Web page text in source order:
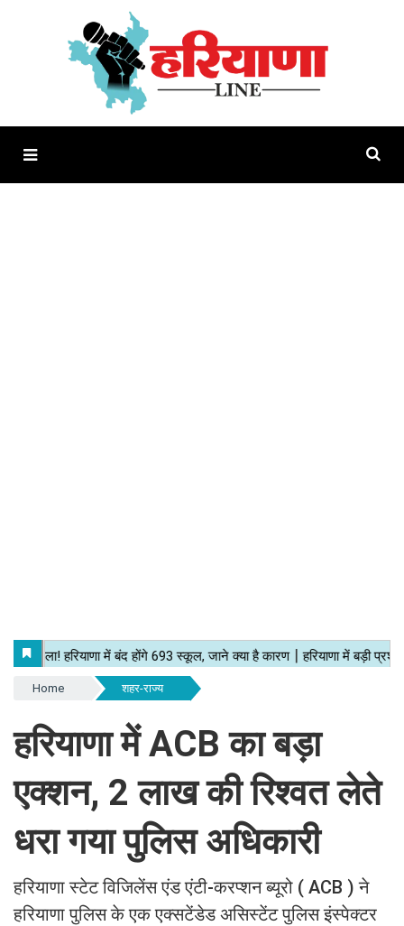
Home शहर-राज्य
हरियाणा में ACB का बड़ा
एक्शन, 2 लाख की रिश्वत लेते
धरा गया पुलिस अधिकारी
हरियाणा स्टेट विजिलेंस एंड एंटी-करप्शन ब्यूरो ( ACB ) ने
हरियाणा पुलिस के एक एक्सटेंडेड असिस्टेंट पुलिस इंस्पेक्टर